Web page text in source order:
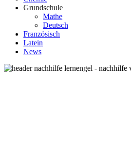
zum
Damit
Lernen
Spaß
Grundschule
Mathe
Deutsch
Französisch
Latein
News